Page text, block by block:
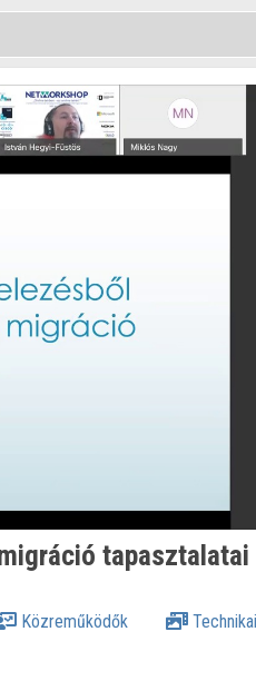
tapasztalatai
Közreműködők